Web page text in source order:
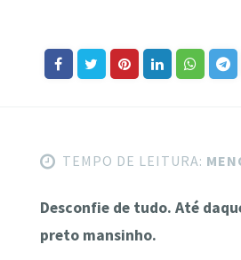
TEMPO DE LEITURA:
Desconfie de tudo. Até
preto mansinho.